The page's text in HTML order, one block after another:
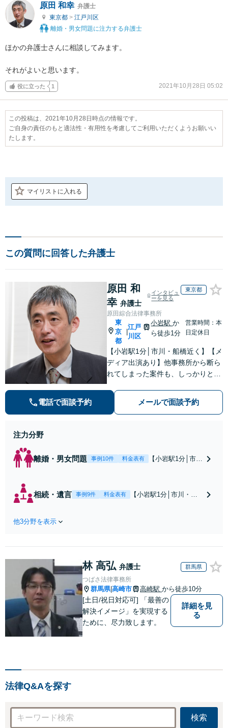
原田 和幸 弁護士
東京都 > 江戸川区
離婚・男女問題に注力する弁護士
ほかの弁護士さんに相談してみます。
それがよいと思います。
役に立った 1 2021年10月28日 05:02
この投稿は、2021年10月28日時点の情報です。
ご自身の責任のもと適法性・有用性を考慮してご利用いただくようお願いい
たします。
マイリストに入れる
この質問に回答した弁護士
原田 和
幸 弁護士
インタビュ
ーを見る
東京都
原田綜合法律事務所
東
京
都
|
江戸
川区
小岩駅か
ら徒歩1分
営業時間：本
日定休日
【小岩駅1分│市川・船橋近く】【メ
ディア出演あり】他事務所から断ら
れてしまった案件も、しっかりと面
【解決実績約1000件】豊富な離婚調
停・裁判実績あり【不動産業界出
電話で面談予約 メールで面談予約
注力分野
離婚・男女問題 事例10件 料金表有
【小岩駅1分│市
回避、裁判提起前
の和解、子の認知
離婚に関するお悩
みは、お気軽にご
ディア出演】【早
朝・夜間対応可】
相続・遺言 事例9件 料金表有
【小岩駅1分│市川・船
【江戸川区内出張サー
しい地域の皆さまも、
気兼ねなくお問い合わ
せください【メディア
出演】【早朝・夜間・
休日対応可】
他3分野を表示
林 高弘 弁護士 群馬県
つばさ法律事務所
群馬県|高崎市 高崎駅 から徒歩10分
[土日/祝日対応可] 「最善の
解決イメージ」を実現する
ために、尽力致します。
詳細を見
る
法律Q&Aを探す
検索